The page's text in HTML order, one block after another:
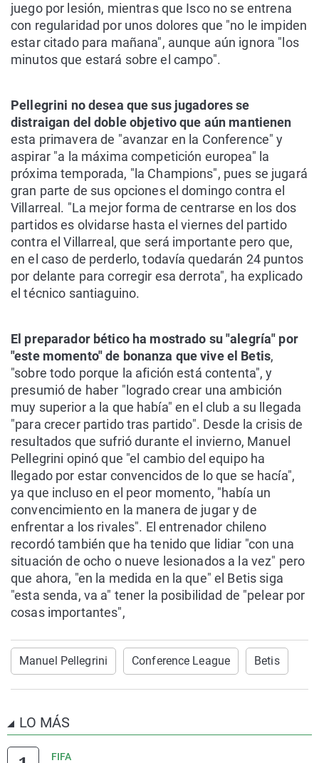
juego por lesión, mientras que Isco no se entrena
con regularidad por unos dolores que "no le impiden
estar citado para mañana", aunque aún ignora "los
minutos que estará sobre el campo".
Pellegrini no desea que sus jugadores se
distraigan del doble objetivo que aún mantienen
esta primavera de "avanzar en la Conference" y
aspirar "a la máxima competición europea" la
próxima temporada, "la Champions", pues se jugará
gran parte de sus opciones el domingo contra el
Villarreal. "La mejor forma de centrarse en los dos
partidos es olvidarse hasta el viernes del partido
contra el Villarreal, que será importante pero que,
en el caso de perderlo, todavía quedarán 24 puntos
por delante para corregir esa derrota", ha explicado
el técnico santiaguino.
El preparador bético ha mostrado su "alegría" por
"este momento" de bonanza que vive el Betis,
"sobre todo porque la afición está contenta", y
presumió de haber "logrado crear una ambición
muy superior a la que había" en el club a su llegada
"para crecer partido tras partido". Desde la crisis de
resultados que sufrió durante el invierno, Manuel
Pellegrini opinó que "el cambio del equipo ha
llegado por estar convencidos de lo que se hacía",
ya que incluso en el peor momento, "había un
convencimiento en la manera de jugar y de
enfrentar a los rivales". El entrenador chileno
recordó también que ha tenido que lidiar "con una
situación de ocho o nueve lesionados a la vez" pero
que ahora, "en la medida en la que" el Betis siga
"esta senda, va a" tener la posibilidad de "pelear por
cosas importantes",
Manuel Pellegrini Conference League Betis
LO MÁS
FIFA